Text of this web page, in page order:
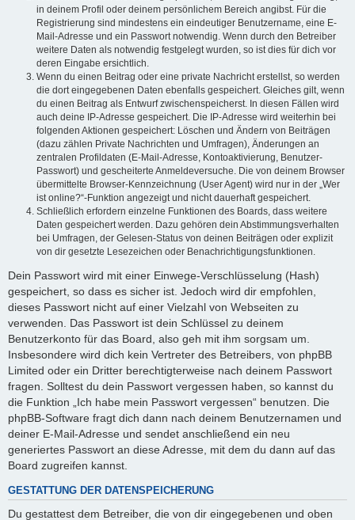
in deinem Profil oder deinem persönlichem Bereich angibst. Für die
Registrierung sind mindestens ein eindeutiger Benutzername, eine E-
Mail-Adresse und ein Passwort notwendig. Wenn durch den Betreiber
weitere Daten als notwendig festgelegt wurden, so ist dies für dich vor
deren Eingabe ersichtlich.
Wenn du einen Beitrag oder eine private Nachricht erstellst, so werden
die dort eingegebenen Daten ebenfalls gespeichert. Gleiches gilt, wenn
du einen Beitrag als Entwurf zwischenspeicherst. In diesen Fällen wird
auch deine IP-Adresse gespeichert. Die IP-Adresse wird weiterhin bei
folgenden Aktionen gespeichert: Löschen und Ändern von Beiträgen
(dazu zählen Private Nachrichten und Umfragen), Änderungen an
zentralen Profildaten (E-Mail-Adresse, Kontoaktivierung, Benutzer-
Passwort) und gescheiterte Anmeldeversuche. Die von deinem Browser
übermittelte Browser-Kennzeichnung (User Agent) wird nur in der „Wer
ist online?“-Funktion angezeigt und nicht dauerhaft gespeichert.
Schließlich erfordern einzelne Funktionen des Boards, dass weitere
Daten gespeichert werden. Dazu gehören dein Abstimmungsverhalten
bei Umfragen, der Gelesen-Status von deinen Beiträgen oder explizit
von dir gesetzte Lesezeichen oder Benachrichtigungsfunktionen.
Dein Passwort wird mit einer Einwege-Verschlüsselung (Hash)
gespeichert, so dass es sicher ist. Jedoch wird dir empfohlen,
dieses Passwort nicht auf einer Vielzahl von Webseiten zu
verwenden. Das Passwort ist dein Schlüssel zu deinem
Benutzerkonto für das Board, also geh mit ihm sorgsam um.
Insbesondere wird dich kein Vertreter des Betreibers, von phpBB
Limited oder ein Dritter berechtigterweise nach deinem Passwort
fragen. Solltest du dein Passwort vergessen haben, so kannst du
die Funktion „Ich habe mein Passwort vergessen“ benutzen. Die
phpBB-Software fragt dich dann nach deinem Benutzernamen und
deiner E-Mail-Adresse und sendet anschließend ein neu
generiertes Passwort an diese Adresse, mit dem du dann auf das
Board zugreifen kannst.
GESTATTUNG DER DATENSPEICHERUNG
Du gestattest dem Betreiber, die von dir eingegebenen und oben